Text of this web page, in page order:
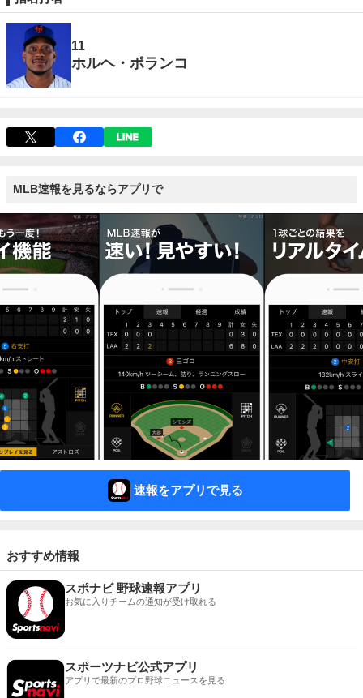
11
ホルヘ・ポランコ
MLB速報を見るならアプリで
速報をアプリで見る
おすすめ情報
スポナビ 野球速報アプリ
お気に入りチームの通知が受け取れる
スポーツナビ公式アプリ
アプリで最新のプロ野球ニュースを見る